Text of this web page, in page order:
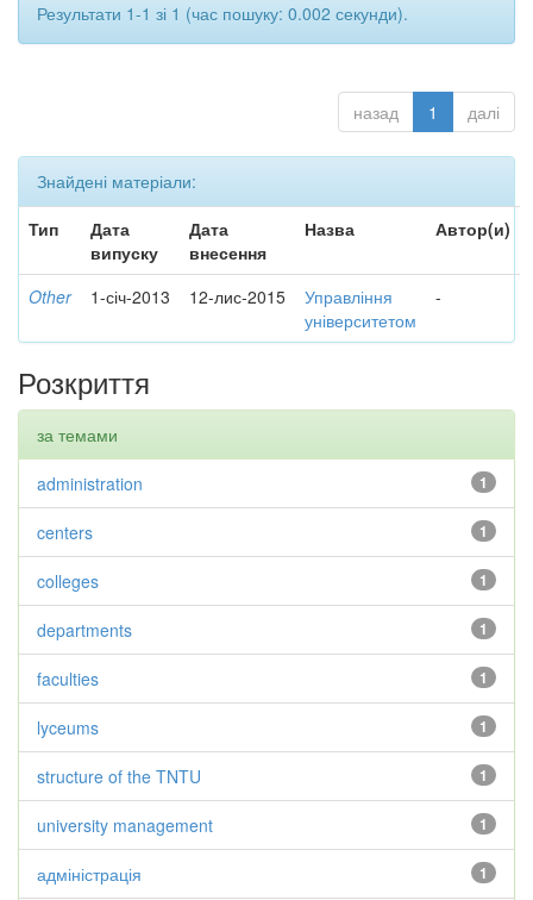
Результати 1-1 зі 1 (час пошуку: 0.002 секунди).
назад 1 далі
Знайдені матеріали:
Тип
Дата
випуску
Дата
внесення
Назва Автор(и)
Other 1-січ-2013 12-лис-2015
Управління
університетом
-
Розкриття
за темами
1
administration
1
centers
1
colleges
1
departments
1
faculties
1
lyceums
1
structure of the TNTU
1
university management
1
адміністрація